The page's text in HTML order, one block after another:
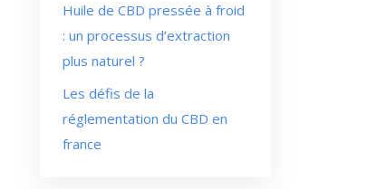
Huile de CBD pressée à froid
: un processus d’extraction
plus naturel ?
Les défis de la
réglementation du CBD en
france